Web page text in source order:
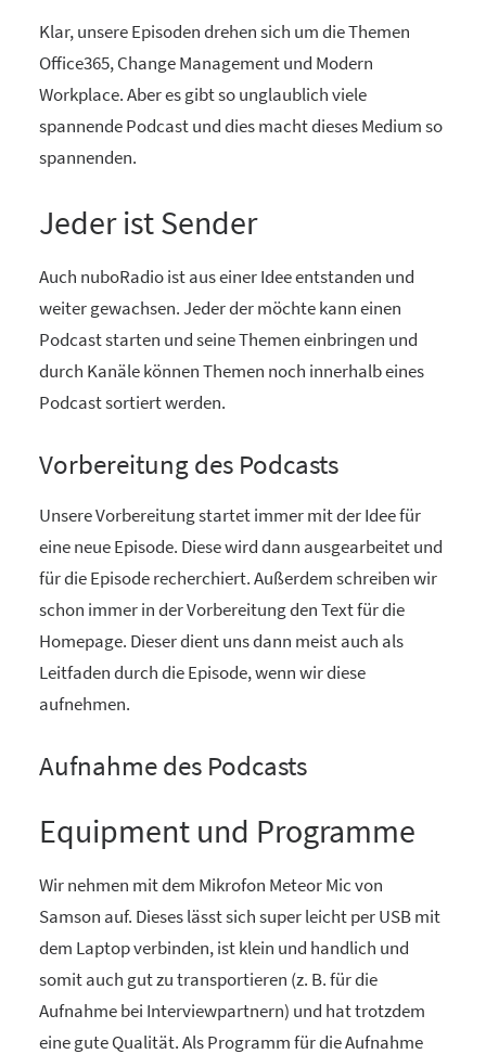
Klar, unsere Episoden drehen sich um die Themen
Office365, Change Management und Modern
Workplace. Aber es gibt so unglaublich viele
spannende Podcast und dies macht dieses Medium so
spannenden.
Jeder ist Sender
Auch nuboRadio ist aus einer Idee entstanden und
weiter gewachsen. Jeder der möchte kann einen
Podcast starten und seine Themen einbringen und
durch Kanäle können Themen noch innerhalb eines
Podcast sortiert werden.
Vorbereitung des Podcasts
Unsere Vorbereitung startet immer mit der Idee für
eine neue Episode. Diese wird dann ausgearbeitet und
für die Episode recherchiert. Außerdem schreiben wir
schon immer in der Vorbereitung den Text für die
Homepage. Dieser dient uns dann meist auch als
Leitfaden durch die Episode, wenn wir diese
aufnehmen.
Aufnahme des Podcasts
Equipment und Programme
Wir nehmen mit dem Mikrofon Meteor Mic von
Samson auf. Dieses lässt sich super leicht per USB mit
dem Laptop verbinden, ist klein und handlich und
somit auch gut zu transportieren (z. B. für die
Aufnahme bei Interviewpartnern) und hat trotzdem
eine gute Qualität. Als Programm für die Aufnahme